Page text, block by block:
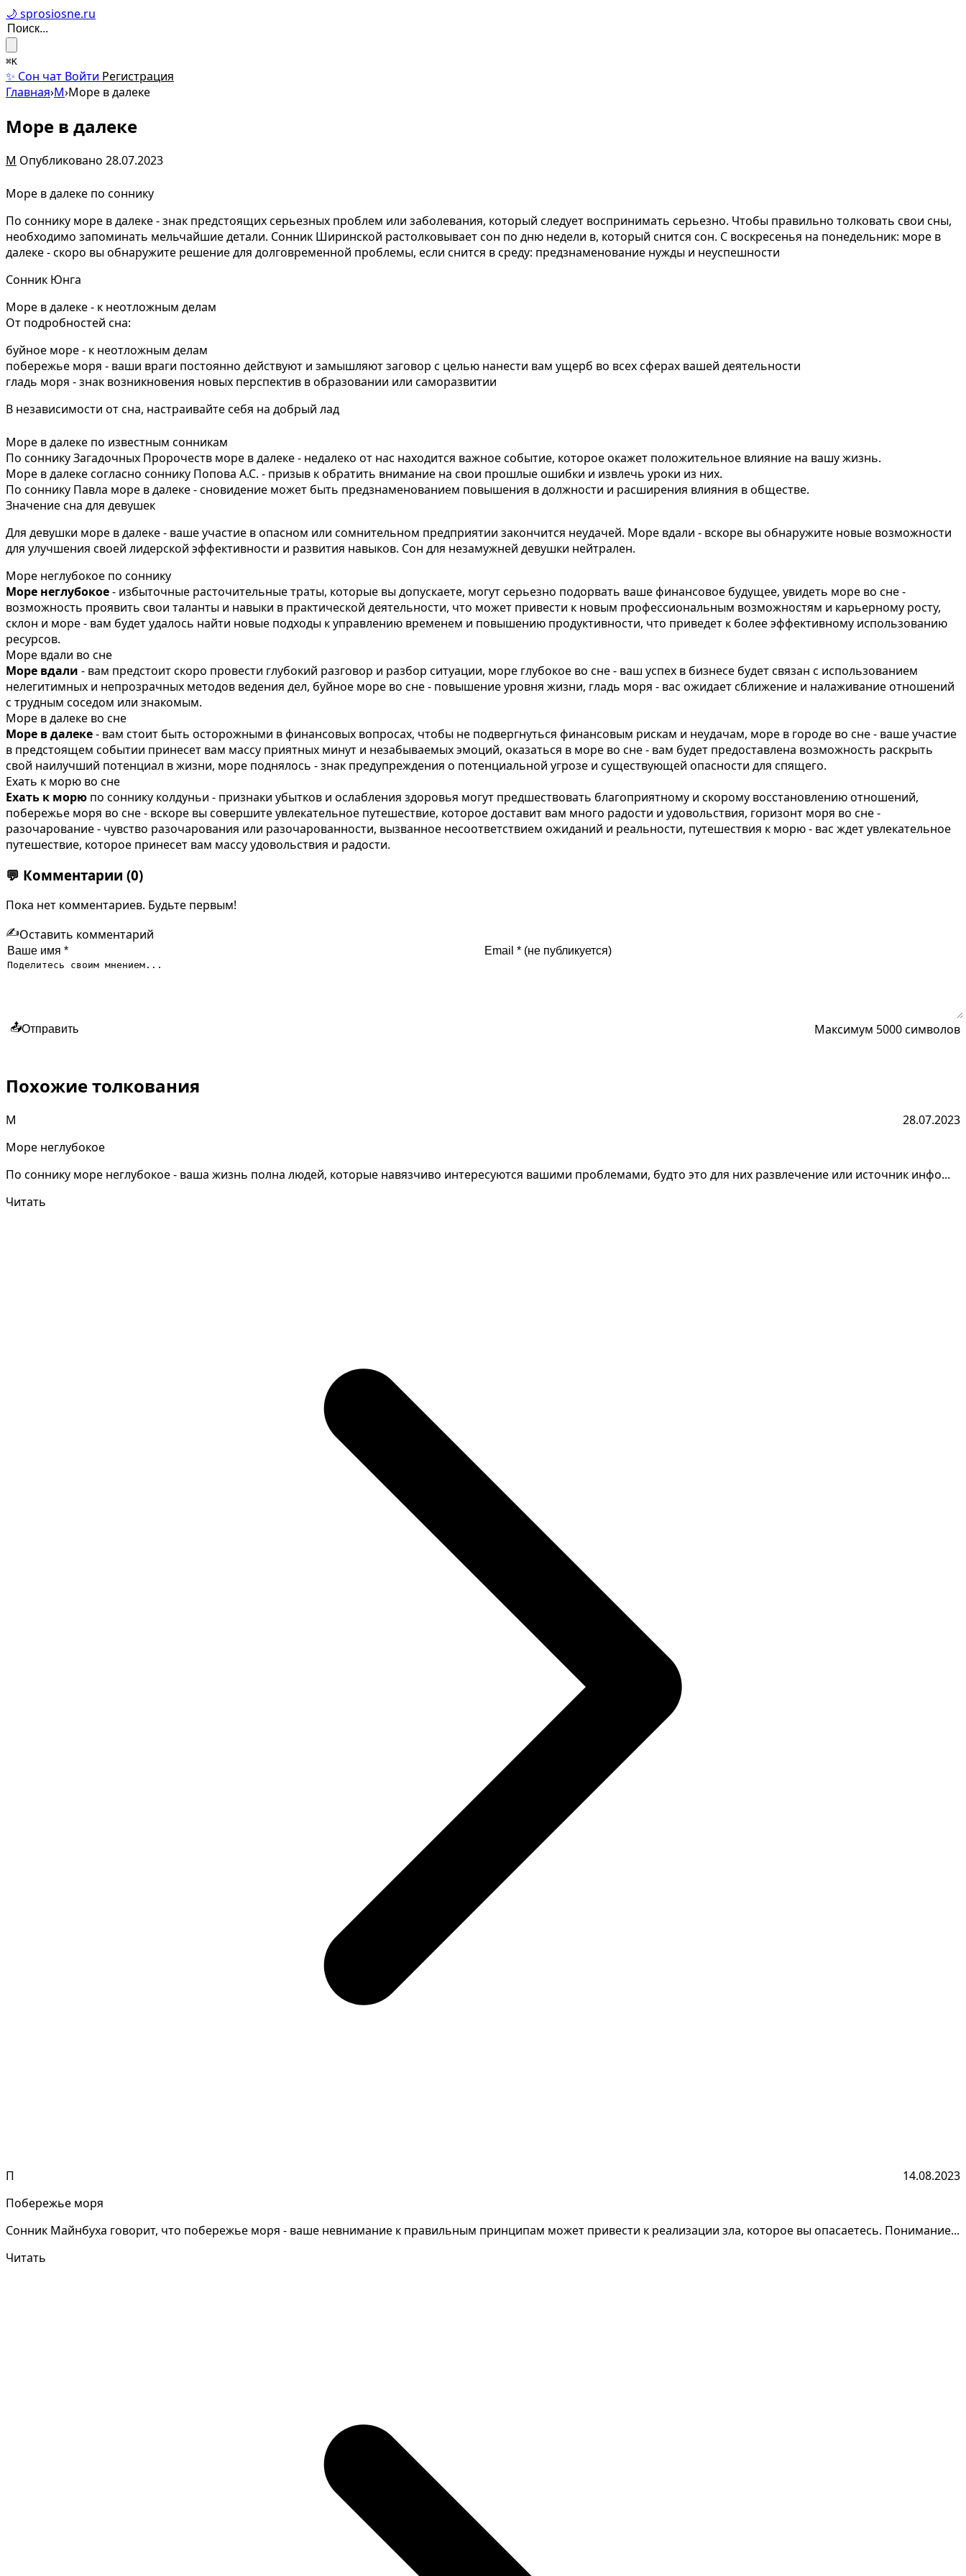
🌙 sprosiosne.ru
⌘K
✨ Сон чат Войти Регистрация
Главная›М›Море в далеке
Море в далеке
М Опубликовано 28.07.2023
Море в далеке по соннику
По соннику море в далеке - знак предстоящих серьезных проблем или заболевания, который следует воспринимать серьезно. Чтобы правильно толковать свои сны,
необходимо запоминать мельчайшие детали. Сонник Ширинской растолковывает сон по дню недели в, который снится сон. С воскресенья на понедельник: море в
далеке - скоро вы обнаружите решение для долговременной проблемы, если снится в среду: предзнаменование нужды и неуспешности
Сонник Юнга
Море в далеке - к неотложным делам
От подробностей сна:
буйное море - к неотложным делам
побережье моря - ваши враги постоянно действуют и замышляют заговор с целью нанести вам ущерб во всех сферах вашей деятельности
гладь моря - знак возникновения новых перспектив в образовании или саморазвитии
В независимости от сна, настраивайте себя на добрый лад
Море в далеке по известным сонникам
По соннику Загадочных Пророчеств море в далеке - недалеко от нас находится важное событие, которое окажет положительное влияние на вашу жизнь.
Море в далеке согласно соннику Попова А.С. - призыв к обратить внимание на свои прошлые ошибки и извлечь уроки из них.
По соннику Павла море в далеке - сновидение может быть предзнаменованием повышения в должности и расширения влияния в обществе.
Значение сна для девушек
Для девушки море в далеке - ваше участие в опасном или сомнительном предприятии закончится неудачей. Море вдали - вскоре вы обнаружите новые возможности
для улучшения своей лидерской эффективности и развития навыков. Сон для незамужней девушки нейтрален.
Море неглубокое по соннику
Море неглубокое- избыточные расточительные траты, которые вы допускаете, могут серьезно подорвать ваше финансовое будущее, увидеть море во сне -
возможность проявить свои таланты и навыки в практической деятельности, что может привести к новым профессиональным возможностям и карьерному росту,
склон и море - вам будет удалось найти новые подходы к управлению временем и повышению продуктивности, что приведет к более эффективному использованию
ресурсов.
Море вдали во сне
Море вдали - вам предстоит скоро провести глубокий разговор и разбор ситуации, море глубокое во сне - ваш успех в бизнесе будет связан с использованием
нелегитимных и непрозрачных методов ведения дел, буйное море во сне - повышение уровня жизни, гладь моря - вас ожидает сближение и налаживание отношений
с трудным соседом или знакомым.
Море в далеке во сне
Море в далеке- вам стоит быть осторожными в финансовых вопросах, чтобы не подвергнуться финансовым рискам и неудачам, море в городе во сне - ваше участие
в предстоящем событии принесет вам массу приятных минут и незабываемых эмоций, оказаться в море во сне - вам будет предоставлена возможность раскрыть
свой наилучший потенциал в жизни, море поднялось - знак предупреждения о потенциальной угрозе и существующей опасности для спящего.
Ехать к морю во сне
Ехать к морю по соннику колдуньи - признаки убытков и ослабления здоровья могут предшествовать благоприятному и скорому восстановлению отношений,
побережье моря во сне - вскоре вы совершите увлекательное путешествие, которое доставит вам много радости и удовольствия, горизонт моря во сне -
разочарование - чувство разочарования или разочарованности, вызванное несоответствием ожиданий и реальности, путешествия к морю - вас ждет увлекательное
путешествие, которое принесет вам массу удовольствия и радости.
💬 Комментарии (0)
Пока нет комментариев. Будьте первым!
✍️Оставить комментарий
📤Отправить Максимум 5000 символов
Похожие толкования
М
28.07.2023
Море неглубокое
По соннику море неглубокое - ваша жизнь полна людей, которые навязчиво интересуются вашими проблемами, будто это для них развлечение или источник инфо...
Читать
П
14.08.2023
Побережье моря
Сонник Майнбуха говорит, что побережье моря - ваше невнимание к правильным принципам может привести к реализации зла, которое вы опасаетесь. Понимание...
Читать